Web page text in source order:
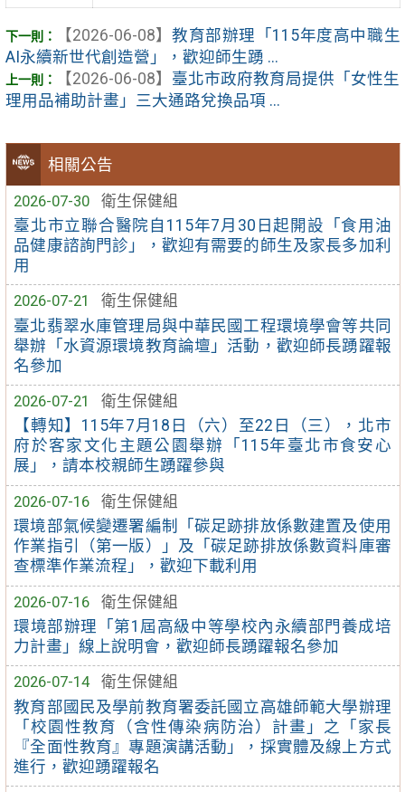
相關公告
2026-07-30
衛生保健組
臺北市立聯合醫院自115年7月30日起開設「食用油
品健康諮詢門診」，歡迎有需要的師生及家長多加利
用
2026-07-21
衛生保健組
臺北翡翠水庫管理局與中華民國工程環境學會等共同
舉辦「水資源環境教育論壇」活動，歡迎師長踴躍報
名參加
2026-07-21
衛生保健組
【轉知】115年7月18日（六）至22日（三），北市
府於客家文化主題公園舉辦「115年臺北市食安心
展」，請本校親師生踴躍參與
2026-07-16
衛生保健組
環境部氣候變遷署編制「碳足跡排放係數建置及使用
作業指引（第一版）」及「碳足跡排放係數資料庫審
查標準作業流程」，歡迎下載利用
2026-07-16
衛生保健組
環境部辦理「第1屆高級中等學校內永續部門養成培
力計畫」線上說明會，歡迎師長踴躍報名參加
2026-07-14
衛生保健組
教育部國民及學前教育署委託國立高雄師範大學辦理
「校園性教育（含性傳染病防治）計畫」之「家長
『全面性教育』專題演講活動」，採實體及線上方式
進行，歡迎踴躍報名
【2026-06-08】 教育部辦理「115年度高中職生
AI永續新世代創造營」，歡迎師生踴 ...
【2026-06-08】 臺北市政府教育局提供「女性生
理用品補助計畫」三大通路兌換品項 ...